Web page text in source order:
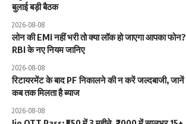
बुलाई बड़ी बैठक
2026-08-08
लोन की EMI नहीं भरी तो क्या लॉक हो जाएगा आपका फोन?
RBI के नए नियम जानिए
2026-08-08
रिटायरमेंट के बाद PF निकालने की न करें जल्दबाजी, जानें
कब तक मिलता है ब्याज
2026-08-08